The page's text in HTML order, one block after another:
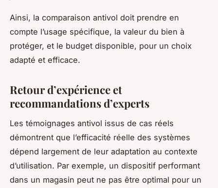
Ainsi, la comparaison antivol doit prendre en
compte l’usage spécifique, la valeur du bien à
protéger, et le budget disponible, pour un choix
adapté et efficace.
Retour d’expérience et
recommandations d’experts
Les témoignages antivol issus de cas réels
démontrent que l’efficacité réelle des systèmes
dépend largement de leur adaptation au contexte
d’utilisation. Par exemple, un dispositif performant
dans un magasin peut ne pas être optimal pour un